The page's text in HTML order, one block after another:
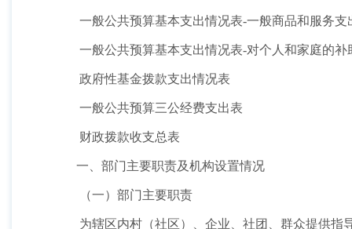
一般公共预算基本支出情况表-一般商品和服务支
一般公共预算基本支出情况表-对个人和家庭的补
政府性基金拨款支出情况表
一般公共预算三公经费支出表
财政拨款收支总表
一、部门主要职责及机构设置情况
（一）部门主要职责
为辖区内村（社区）、企业、社团、群众提供指